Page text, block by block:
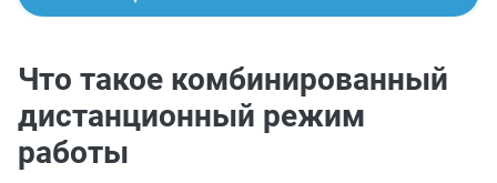
Что такое комбинированный
дистанционный режим
работы